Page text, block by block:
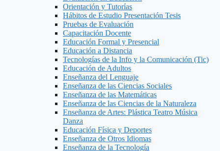
Orientación y Tutorías
Hábitos de Estudio Presentación Tesis
Pruebas de Evaluación
Capacitación Docente
Educación Formal y Presencial
Educación a Distancia
Tecnologías de la Info y la Comunicación (Tic)
Educación de Adultos
Enseñanza del Lenguaje
Enseñanza de las Ciencias Sociales
Enseñanza de las Matemáticas
Enseñanza de las Ciencias de la Naturaleza
Enseñanza de Artes: Plástica Teatro Música
Danza
Educación Física y Deportes
Enseñanza de Otros Idiomas
Enseñanza de la Tecnología